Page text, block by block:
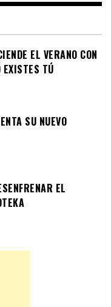
EL VERANO CON
EXISTES TÚ
SU NUEVO
EL